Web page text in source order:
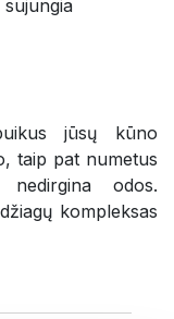
jūsų kūno
taip pat numetus
nedirgina odos.
kompleksas